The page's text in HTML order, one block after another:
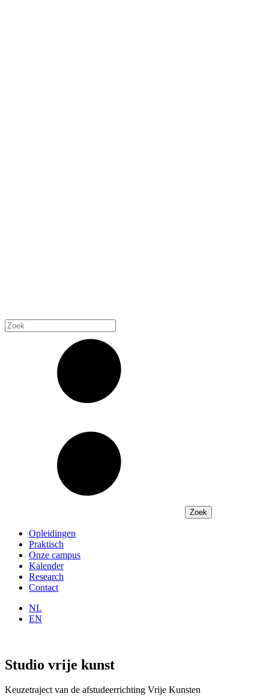
Opleidingen
Praktisch
Onze campus
Kalender
Research
Contact
NL
EN
Studio vrije kunst
Keuzetraject van de afstudeerrichting Vrije Kunsten